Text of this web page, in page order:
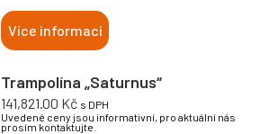
Více informací
Trampolína „Saturnus“
141,821.00 Kč s DPH
Uvedené ceny jsou informativní, pro aktuální nás
prosím kontaktujte.